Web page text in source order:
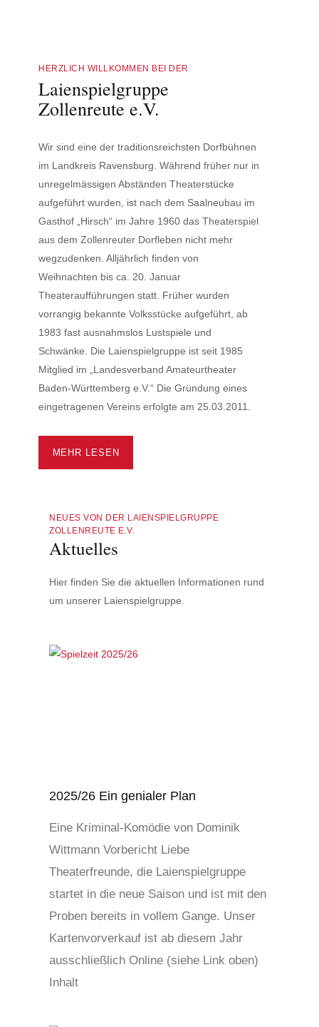
HERZLICH WILLKOMMEN BEI DER
Laienspielgruppe
Zollenreute e.V.
Wir sind eine der traditionsreichsten Dorfbühnen
im Landkreis Ravensburg. Während früher nur in
unregelmässigen Abständen Theaterstücke
aufgeführt wurden, ist nach dem Saalneubau im
Gasthof „Hirsch“ im Jahre 1960 das Theaterspiel
aus dem Zollenreuter Dorfleben nicht mehr
wegzudenken. Alljährlich finden von
Weihnachten bis ca. 20. Januar
Theateraufführungen statt. Früher wurden
vorrangig bekannte Volksstücke aufgeführt, ab
1983 fast ausnahmslos Lustspiele und
Schwänke. Die Laienspielgruppe ist seit 1985
Mitglied im „Landesverband Amateurtheater
Baden-Württemberg e.V.“ Die Gründung eines
eingetragenen Vereins erfolgte am 25.03.2011.
MEHR LESEN
NEUES VON DER LAIENSPIELGRUPPE
ZOLLENREUTE E.V.
Aktuelles
Hier finden Sie die aktuellen Informationen rund
um unserer Laienspielgruppe.
2025/26 Ein genialer Plan
Eine Kriminal-Komödie von Dominik
Wittmann Vorbericht Liebe
Theaterfreunde, die Laienspielgruppe
startet in die neue Saison und ist mit den
Proben bereits in vollem Gange. Unser
Kartenvorverkauf ist ab diesem Jahr
ausschließlich Online (siehe Link oben)
Inhalt